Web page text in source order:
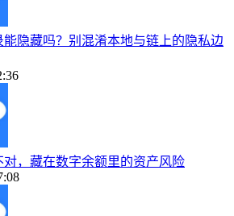
能隐藏吗？别混淆本地与链上的隐私边
对，藏在数字余额里的资产风险